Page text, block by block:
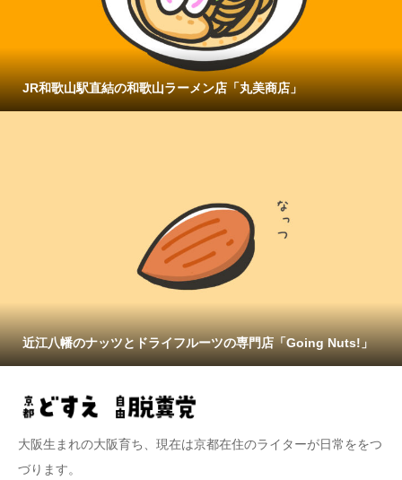
JR和歌山駅直結の和歌山ラーメン店「丸美商店」
近江八幡のナッツとドライフルーツの専門店「Going Nuts!」
大阪生まれの大阪育ち、現在は京都在住のライターが日常ををつ
づります。